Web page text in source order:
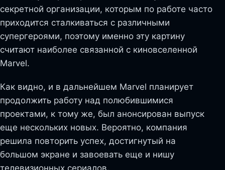
секретной организации, которым по работе часто
приходится сталкиваться с различными
супергероями, поэтому именно эту картину
считают наиболее связанной с киновселенной
Marvel.
Как видно, и в дальнейшем Marvel планирует
продолжить работу над полюбившимися
проектами, к тому же, был анонсирован выпуск
еще нескольких новых. Вероятно, компания
решила повторить успех, достигнутый на
большом экране и завоевать еще и нишу